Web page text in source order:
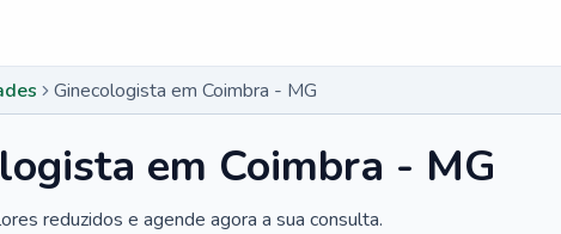
Ginecologista em Coimbra - MG
em Coimbra - MG
reduzidos e agende agora a sua consulta.